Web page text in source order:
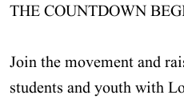
THE COUNTDOWN
Join the movement and
students and youth with